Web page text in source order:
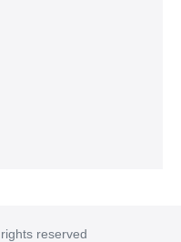
reserved